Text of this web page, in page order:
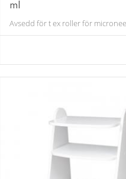
och fukt samt skyddar mot
ml
Avsedd för t ex roller för